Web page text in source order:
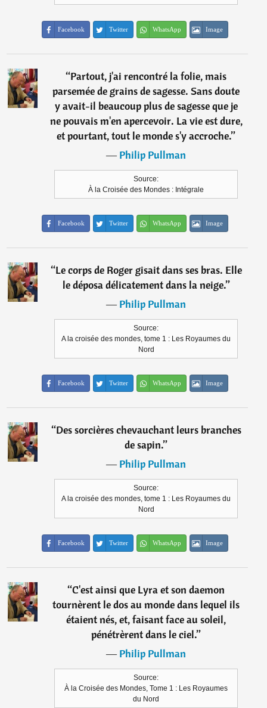
Facebook Twitter WhatsApp Image
“Partout, j'ai rencontré la folie, mais
parsemée de grains de sagesse. Sans doute
y avait-il beaucoup plus de sagesse que je
ne pouvais m'en apercevoir. La vie est dure,
et pourtant, tout le monde s'y accroche.”
―Philip Pullman
Source:
À la Croisée des Mondes : Intégrale
Facebook Twitter WhatsApp Image
“Le corps de Roger gisait dans ses bras. Elle
le déposa délicatement dans la neige.”
―Philip Pullman
Source:
A la croisée des mondes, tome 1 : Les Royaumes du
Nord
Facebook Twitter WhatsApp Image
“Des sorcières chevauchant leurs branches
de sapin.”
―Philip Pullman
Source:
A la croisée des mondes, tome 1 : Les Royaumes du
Nord
Facebook Twitter WhatsApp Image
“C'est ainsi que Lyra et son daemon
tournèrent le dos au monde dans lequel ils
étaient nés, et, faisant face au soleil,
pénétrèrent dans le ciel.”
―Philip Pullman
Source:
À la Croisée des Mondes, Tome 1 : Les Royaumes
du Nord